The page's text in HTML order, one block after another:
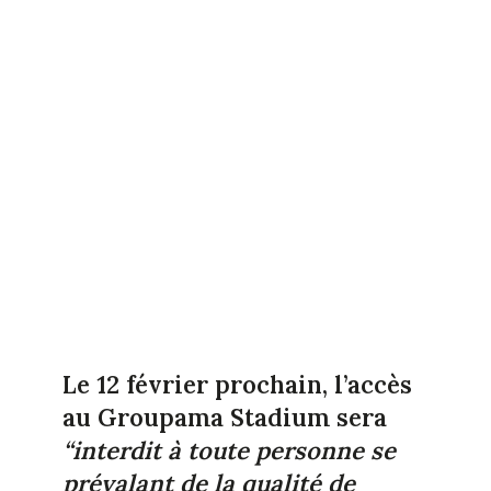
Le 12 février prochain, l’accès
au Groupama Stadium sera
“interdit à toute personne se
prévalant de la qualité de